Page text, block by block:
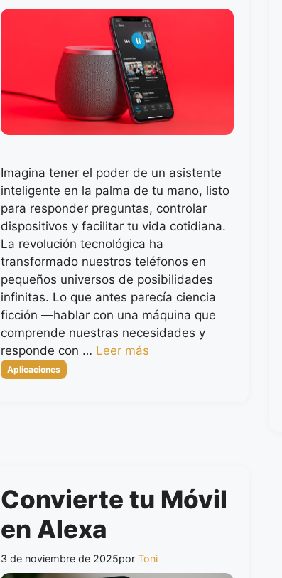
Imagina tener el poder de un asistente
inteligente en la palma de tu mano, listo
para responder preguntas, controlar
dispositivos y facilitar tu vida cotidiana.
La revolución tecnológica ha
transformado nuestros teléfonos en
pequeños universos de posibilidades
infinitas. Lo que antes parecía ciencia
ficción —hablar con una máquina que
comprende nuestras necesidades y
responde con … Leer más
Categorías
Aplicaciones
Convierte tu Móvil
en Alexa
3 de noviembre de 2025porToni